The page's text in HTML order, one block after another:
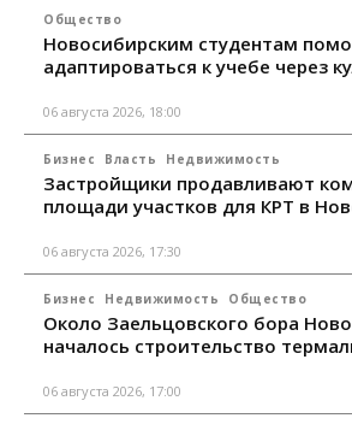
Общество
Новосибирским студентам
адаптироваться к учебе через
06 августа 2026, 18:00
Бизнес Власть Недвижимость
Застройщики продавливают
площади участков для КРТ в
06 августа 2026, 17:30
Бизнес Недвижимость Общество
Около Заельцовского бора
началось строительство
06 августа 2026, 17:00